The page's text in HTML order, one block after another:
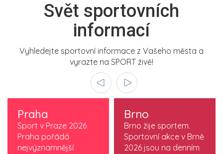
Svět sportovních
informací
Vyhledejte sportovní informace z Vašeho města a
vyrazte na SPORT živě!
Praha
Sport v Praze 2026
Praha pořádá
nejvýznamnější
Brno
Brno žije sportem.
Sportovní akce v Brně
2026 jsou na denním